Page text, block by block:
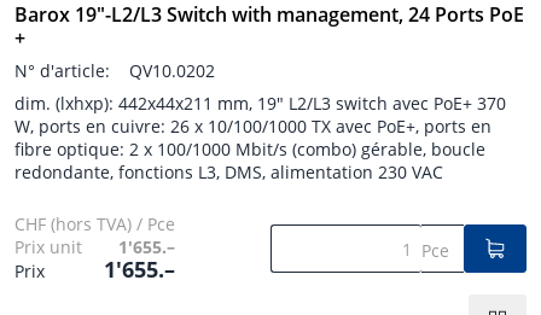
Barox 19"-L2/L3 Switch with management, 24 Ports PoE
+
N° d'article:
QV10.0202
dim. (lxhxp): 442x44x211 mm, 19" L2/L3 switch avec PoE+ 370
W, ports en cuivre: 26 x 10/100/1000 TX avec PoE+, ports en
fibre optique: 2 x 100/1000 Mbit/s (combo) gérable, boucle
redondante, fonctions L3, DMS, alimentation 230 VAC
CHF (hors TVA) / Pce
Prix unit
1'655.–
Prix
1'655.–
Pce